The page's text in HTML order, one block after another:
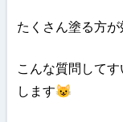
たくさん塗る方
こんな質問して
します😺